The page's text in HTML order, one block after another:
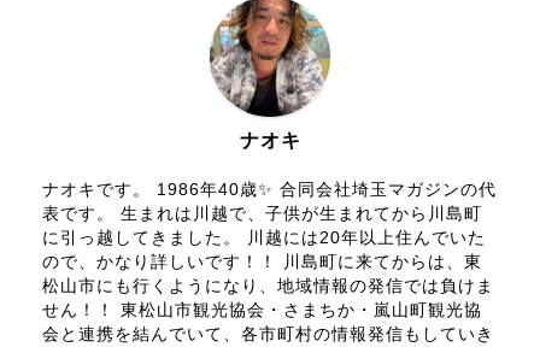
ナオキ
ナオキです。 1986年40歳✨ 合同会社埼玉マガジンの代
表です。 生まれは川越で、子供が生まれてから川島町
に引っ越してきました。 川越には20年以上住んでいた
ので、かなり詳しいです！！ 川島町に来てからは、東
松山市にも行くようになり、地域情報の発信では負けま
せん！！ 東松山市観光協会・さまちか・嵐山町観光協
会と連携を結んでいて、各市町村の情報発信もしていき